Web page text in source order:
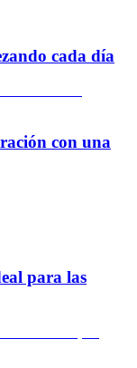
cada día
con una
para las